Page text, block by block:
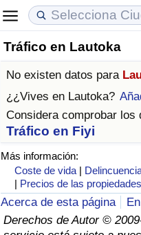
Tráfico en Lautoka
No existen datos para
¿¿Vives en Lautoka?
Considera comprobar los
Tráfico en Fiyi
Más información:
Coste de vida |
| Precios de las propiedades
Acerca de esta página
Derechos de Autor ©
Coste de vida
Índice de Costo de Vida
Índice de costo de vida
en aqaba
Precios de las
Índice de Precios de
Índice de Precios de
Calidad de Vida
Índice de Calidad de
Índice de calidad de vida
Delincuencia
Calificación del Índice